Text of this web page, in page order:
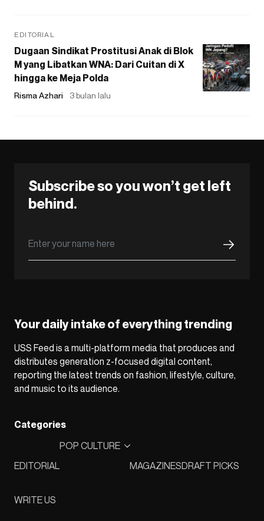
EDITORIAL
Dugaan Sindikat Prostitusi Anak di Blok
M yang Libatkan WNA: Dari Cuitan di X
hingga ke Meja Polda
Risma Azhari 3 bulan lalu
Subscribe so you won’t get left
behind.
Your daily intake of everything trending
USS Feed is a multi-platform media that produces and
distributes generation z-focused digital content,
reporting the latest trends on fashion, lifestyle, culture,
and music to its audience.
Categories
EDITORIAL
POP CULTURE
MAGAZINESDRAFT PICKS
WRITE US